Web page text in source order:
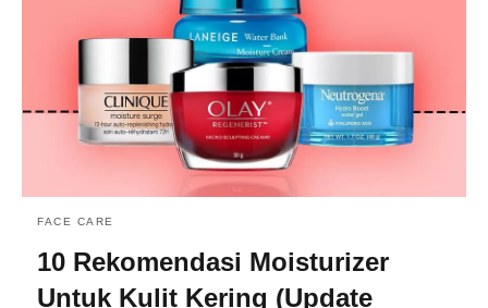
FACE CARE
10 Rekomendasi Moisturizer
Untuk Kulit Kering (Update